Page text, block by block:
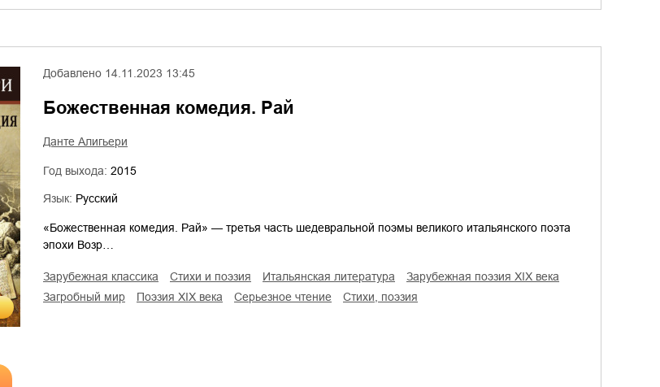
Добавлено 14.11.2023 13:45
Божественная комедия. Рай
Данте Алигьери
Год выхода: 2015
Язык: Русский
«Божественная комедия. Рай» — третья часть шедевральной поэмы великого итальянского поэта
эпохи Возр…
зарубежная классика стихи и поэзия итальянская литература
зарубежная поэзия XIX века
загробный мир
поэзия XIX века серьезное чтение cтихи, поэзия